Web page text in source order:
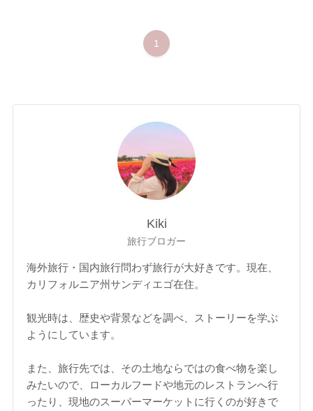
1
Kiki
旅行ブロガー
海外旅行・国内旅行問わず旅行が大好きです。現在、
カリフォルニア州サンディエゴ在住。
観光時は、歴史や背景などを調べ、ストーリーを学ぶ
ようにしています。
また、旅行先では、その土地ならではの食べ物を楽し
みたいので、ローカルフードや地元のレストランへ行
ったり、現地のスーパーマーケットに行くのが好きで